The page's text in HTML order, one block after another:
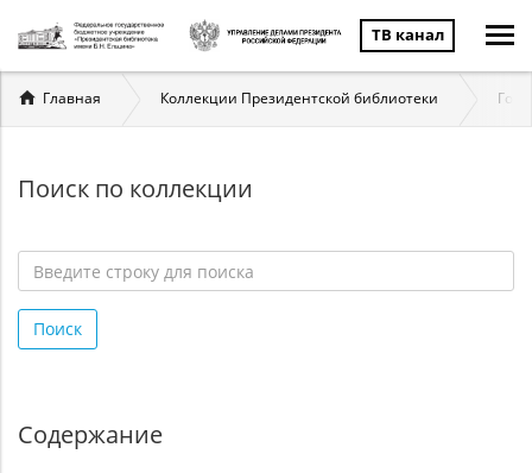
ТВ канал
Вы
здесь
Главная Коллекции Президентской библиотеки
Поиск по коллекции
строку
для
Поиск
Содержание